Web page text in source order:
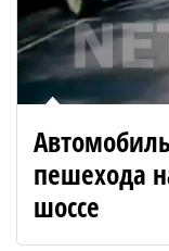
пешехода
шоссе